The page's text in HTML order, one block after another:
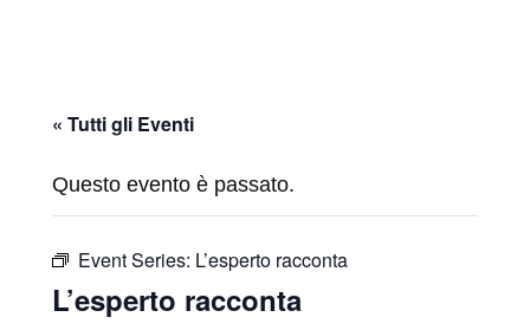
« Tutti gli Eventi
Questo evento è passato.
Event Series: L’esperto racconta
L’esperto racconta